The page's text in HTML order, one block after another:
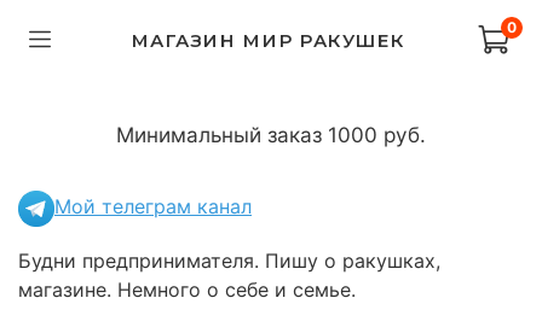
МАГАЗИН МИР РАКУШЕК
0
Минимальный заказ 1000 руб.
Мой телеграм канал
Будни предпринимателя. Пишу о ракушках,
магазине. Немного о себе и семье.